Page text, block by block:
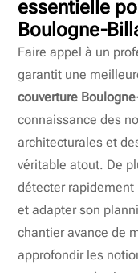
essentielle
Boulogne-
Faire appel à un
garantit une
couverture
connaissance des
architecturales et
véritable atout. De
détecter
et adapter son
chantier avance de
approfondir les